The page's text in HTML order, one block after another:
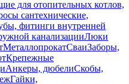
для отопительных котлов,
сантехнические,
фитинги внутренней
канализацииЛюки
МеталлопрокатСваиЗаборы,
Крепежные
Анкеры, дюбелиСкобы,
Гайки,